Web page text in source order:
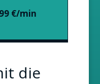
€/min
die